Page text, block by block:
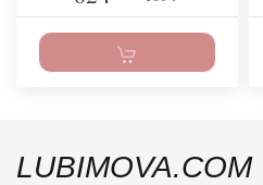
LUBIMOVA.COM